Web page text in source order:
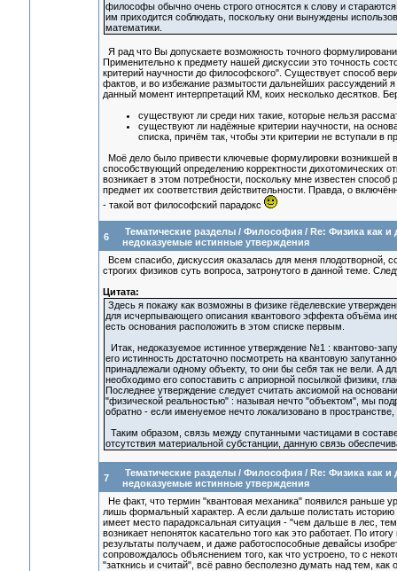
философы обычно очень строго относятся к слову и
им приходится соблюдать, поскольку они вынуждены
математики.
Я рад что Вы допускаете возможность точного
Применительно к предмету нашей дискуссии это точность
критерий научности до философского". Существует способ
фактов, и во избежание размытости дальнейших рассуждений
данный момент интерпретаций КМ, коих несколько десятков.
существуют ли среди них такие, которые нельзя
существуют ли надёжные критерии научности, на
списка, причём так, чтобы эти критерии не вступали в
Моё дело было привести ключевые формулировки возникшей
способствующий определению корректности дихотомических
возникает в этом потребности, поскольку мне известен
предмет их соответствия действительности. Правда, о
- такой вот философский парадокс
6 Тематические разделы/ Философия/ Re: Физика как и
недоказуемые истинные утверждения
Всем спасибо, дискуссия оказалась для меня
строгих физиков суть вопроса, затронутого в данной теме.
Цитата:
Здесь я покажу как возможны в физике гёделевские
для исчерпывающего описания квантового эффекта объёма
есть основания расположить в этом списке первым.
Итак, недоказуемое истинное утверждение №1 : квантово-
его истинность достаточно посмотреть на квантовую
принадлежали одному объекту, то они бы себя так не вели. А
необходимо его сопоставить с априорной посылкой физики,
Последнее утверждение следует считать аксиомой на
"физической реальностью" : называя нечто "объектом", мы
обратно - если именуемое нечто локализовано в пространстве,
Таким образом, связь между спутанными частицами в
отсутствия материальной субстанции, данную связь
7 Тематические разделы/ Философия/ Re: Физика как и
недоказуемые истинные утверждения
Не факт, что термин "квантовая механика" появился раньше
лишь формальный характер. А если дальше полистать
имеет место парадоксальная ситуация - "чем дальше в лес,
возникает непоняток касательно того как это работает. По
результаты получаем, и даже работоспособные девайсы
сопровождалось объяснением того, как что устроено, то с
"заткнись и считай", всё равно бесполезно думать над тем,